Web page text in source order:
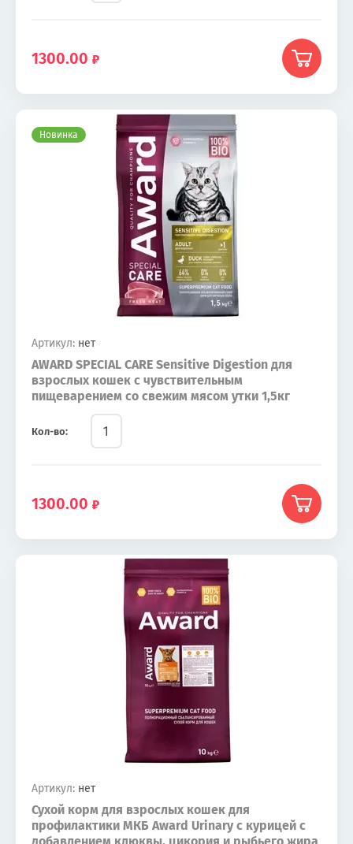
1300.00
Новинка
Артикул: нет
AWARD SPECIAL CARE Sensitive Digestion для
взрослых кошек с чувствительным
пищеварением со свежим мясом утки 1,5кг
Кол-во:
1300.00
Артикул: нет
Сухой корм для взрослых кошек для
профилактики МКБ Award Urinary с курицей с